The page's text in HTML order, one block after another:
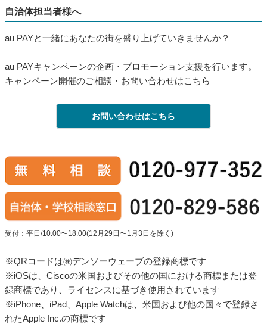
自治体担当者様へ
au PAYと一緒にあなたの街を盛り上げていきませんか？
au PAYキャンペーンの企画・プロモーション支援を行います。
キャンペーン開催のご相談・お問い合わせはこちら
お問い合わせはこちら
受付：平日/10:00〜18:00(12月29日〜1月3日を除く)
※QRコードは㈱デンソーウェーブの登録商標です
※iOSは、Ciscoの米国およびその他の国における商標または登
録商標であり、ライセンスに基づき使用されています
※iPhone、iPad、Apple Watchは、米国および他の国々で登録さ
れたApple Inc.の商標です